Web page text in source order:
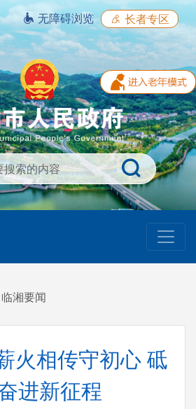
无障碍浏览 长者专区
临湘要闻
火相传守初心 砥
进新征程